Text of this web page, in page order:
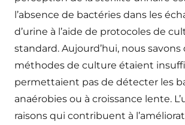
l’absence de bactéries dans les
d’urine à l’aide de protocoles de
standard. Aujourd’hui, nous savons
méthodes de culture étaient
permettaient pas de détecter les
anaérobies ou à croissance lente.
raisons qui contribuent à